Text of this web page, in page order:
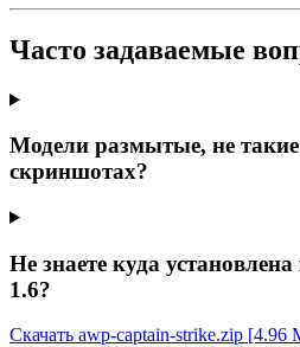
Часто задаваемые
Модели размытые, не
скриншотах?
Не знаете куда
1.6?
Скачать awp-captain-strike.zip [4.96